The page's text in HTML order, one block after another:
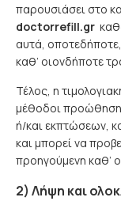
παρουσιάσει στο
doctorrefill.gr
αυτά,
καθ’ οιονδήποτε
Τέλος, η
μέθοδοι
ή/και εκπτώσεων,
και μπορεί να
προηγούμενη καθ’
2) Λήψη και